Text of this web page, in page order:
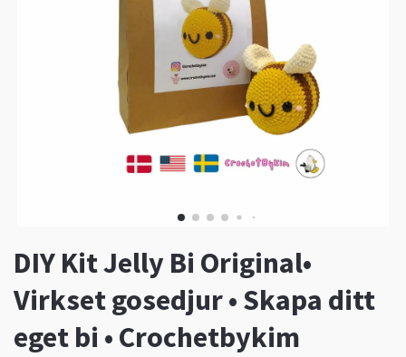
DIY Kit Jelly Bi Original•
Virkset gosedjur • Skapa ditt
eget bi • Crochetbykim